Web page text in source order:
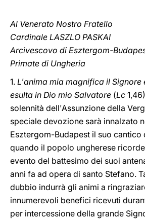
Al Venerato Nostro Fratello
Cardinale LASZLO PASKAI
Arcivescovo di Esztergom-
Primate di Ungheria
1. L'anima mia magnifica il Signore
esulta in Dio mio Salvatore (Lc
solennità dell'Assunzione della
speciale devozione sarà innalzato
Esztergom-Budapest il suo cantico
quando il popolo ungherese
evento del battesimo dei suoi
anni fa ad opera di santo Stefano.
dubbio indurrà gli animi a
innumerevoli benefici ricevuti
per intercessione della grande